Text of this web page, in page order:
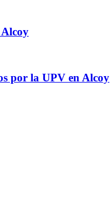
por la UPV en Alcoy